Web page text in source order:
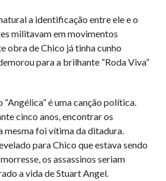
a identificação entre ele e o
militavam em movimentos
obra de Chico já tinha cunho
para a brilhante “Roda Viva”
é uma canção política.
cinco anos, encontrar os
mesma foi vítima da ditadura.
para Chico que estava sendo
os assassinos seriam
a vida de Stuart Angel.